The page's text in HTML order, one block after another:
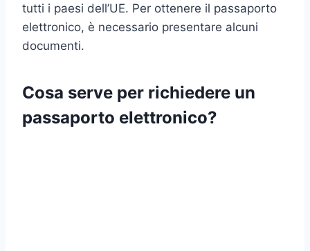
tutti i paesi dell’UE. Per ottenere il passaporto
elettronico, è necessario presentare alcuni
documenti.
Cosa serve per richiedere un
passaporto elettronico?